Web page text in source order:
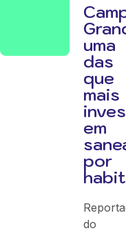
uma
das
que
mais
em
por
do